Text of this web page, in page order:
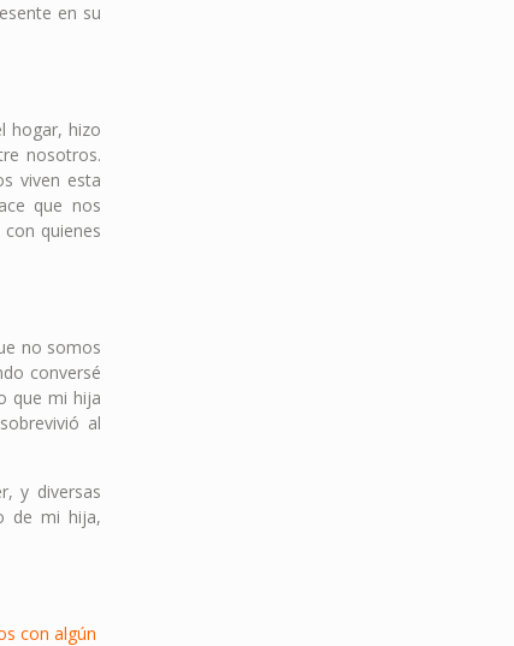
en su
hogar, hizo
nosotros.
viven esta
que nos
quienes
no somos
conversé
que mi hija
al
y diversas
de mi hija,
con algún